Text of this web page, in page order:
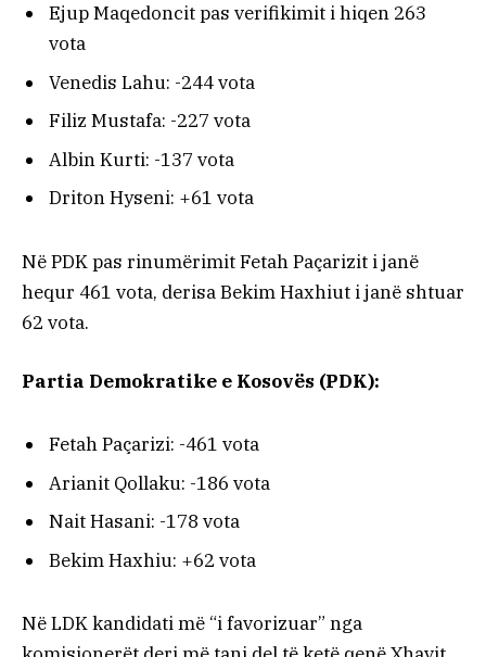
Ejup Maqedoncit pas verifikimit i hiqen 263
vota
Venedis Lahu: -244 vota
Filiz Mustafa: -227 vota
Albin Kurti: -137 vota
Driton Hyseni: +61 vota
Në PDK pas rinumërimit Fetah Paçarizit i janë
hequr 461 vota, derisa Bekim Haxhiut i janë shtuar
62 vota.
Partia Demokratike e Kosovës (PDK):
Fetah Paçarizi: -461 vota
Arianit Qollaku: -186 vota
Nait Hasani: -178 vota
Bekim Haxhiu: +62 vota
Në LDK kandidati më “i favorizuar” nga